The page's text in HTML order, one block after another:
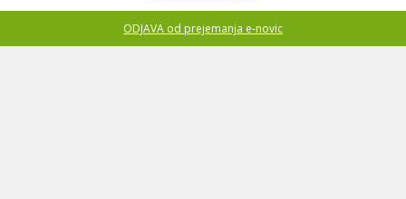
ODJAVA od prejemanja e-novic